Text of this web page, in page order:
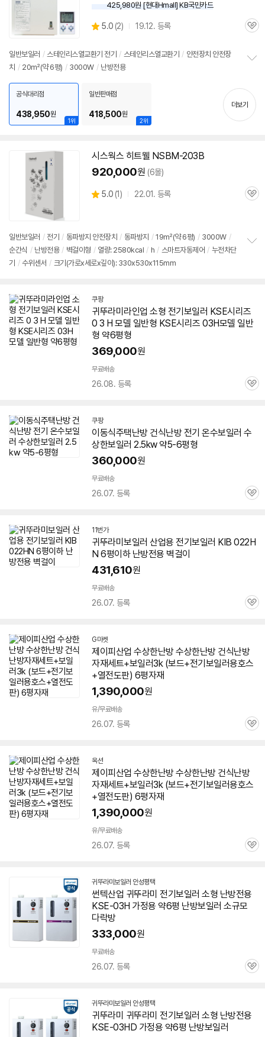
425,980원 [현대Hmall] KB국민카드
별
5.0 (상
리
뷰
2) 19.12. 등록
관
일반보일러 / 스테인리스열교환기 전기 / 스테인리스열교환기 / 안전장치 안전장
치 / 20㎡(약 6평) / 3000W / 난방전용
치
기
1위
공식대리점
438,950원
2위
일반판매점
418,500원
더보기
시스웍스 히트웰 NSBM-203B
920,000원 (6몰)
별
5.0 (상
뷰
1) 22.01. 등록
관
일반보일러 / 전기 / 동파방지 안전장치 / 동파방지 / 19㎡(약 6평) / 3000W /
순간식 / 난방전용 / 벽걸이형 / 열량: 2580kcal / h / 스마트자동제어 / 누전차단
기 / 수위센서 / 크기(가로x세로x깊이): 330x530x115mm
쿠팡
귀뚜라미라인업 소형 전기보일러 KSE시리즈
0 3 H 모델 일반형 KSE시리즈 03H모델 일반
형 약6평형
369,000원
무료배송
26.08. 등록
관
쿠팡
이동식주택난방 건식난방전기 온수보일러 수
상한보일러 2.5kw 약5-6평형
360,000원
무료배송
26.07. 등록
관
11번가
귀뚜라미 보일러 산업용 전기보일러 KIB 022H
N 6평이하 난방전용 벽걸이
431,610원
무료배송
26.07. 등록
관
G마켓
제이피산업 수상한난방 수상한난방 건식난방
자재세트+보일러3k (보드+전기보일러용호스
+열전도판) 6평자재
1,390,000원
유/무료배송
26.07. 등록
관
옥션
제이피산업 수상한난방 수상한난방 건식난방
자재세트+보일러3k (보드+전기보일러용호스
+열전도판) 6평자재
1,390,000원
유/무료배송
26.07. 등록
관
귀뚜라미보일러 안성평택네
이
버
썬텍산업 귀뚜라미 전기보일러 소형 난방전용
KSE-03H 가정용 약6평 난방보일러 소규모
다락방
333,000원
무료배송
26.07. 등록
관
귀뚜라미보일러 안성평택네
이
버
귀뚜라미 귀뚜라미 전기보일러 소형 난방전용
KSE-03HD 가정용 약6평 난방보일러